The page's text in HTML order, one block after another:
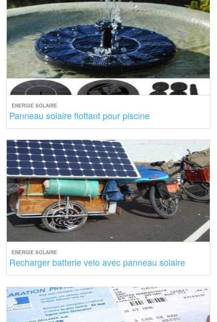
ENERGIE SOLAIRE
Panneau solaire flottant pour piscine
ENERGIE SOLAIRE
Recharger batterie velo avec panneau solaire